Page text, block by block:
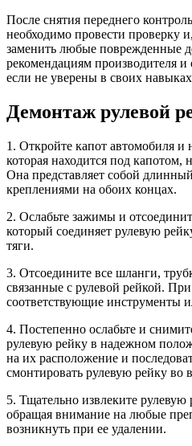
После снятия переднего
необходимо провести проверку
заменить любые поврежденные
рекомендациям производителя и
если не уверены в своих
Демонтаж рулевой
1. Откройте капот автомобиля и
которая находится под капотом,
Она представляет собой
креплениями на обоих концах.
2. Ослабьте зажимы и
который соединяет рулевую
тяги.
3. Отсоедините все шланги,
связанные с рулевой рейкой.
соответствующие инструменты
4. Постепенно ослабьте и
рулевую рейку в надежном
на их расположение и
смонтировать рулевую рейку во
5. Тщательно извлеките рулевую
обращая внимание на любые
возникнуть при ее удалении.